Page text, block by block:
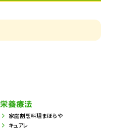
栄養療法
家庭割烹料理まほらや
キュアレ